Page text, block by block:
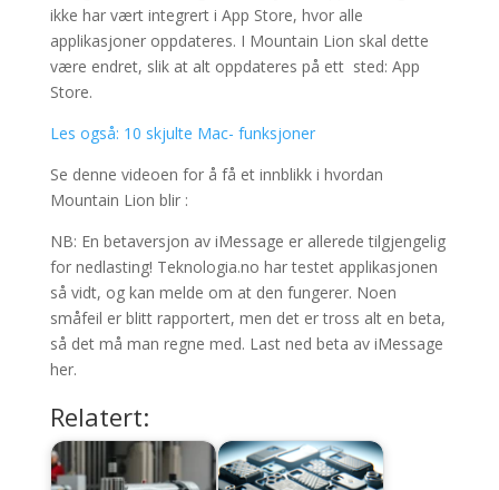
ikke har vært integrert i App Store, hvor alle
applikasjoner oppdateres. I Mountain Lion skal dette
være endret, slik at alt oppdateres på ett sted: App
Store.
Les også: 10 skjulte Mac- funksjoner
Se denne videoen for å få et innblikk i hvordan
Mountain Lion blir :
NB: En betaversjon av iMessage er allerede tilgjengelig
for nedlasting! Teknologia.no har testet applikasjonen
så vidt, og kan melde om at den fungerer. Noen
småfeil er blitt rapportert, men det er tross alt en beta,
så det må man regne med. Last ned beta av iMessage
her.
Relatert: